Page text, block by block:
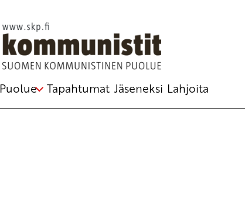
Puolue Tapahtumat Jäseneksi Lahjoita
Avainsana
Jean-Claude Juncker